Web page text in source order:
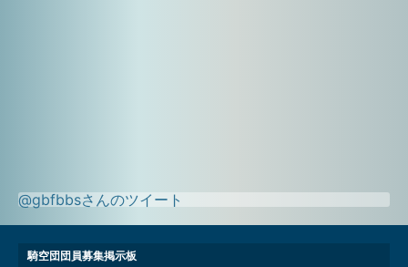
@gbfbbsさんのツイート
騎空団団員募集掲示板